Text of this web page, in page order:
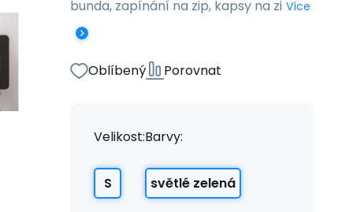
bunda, zapínání na zip, kapsy na zi Více
Oblíbený Porovnat
Velikost:
S
Barvy:
světlé zelená